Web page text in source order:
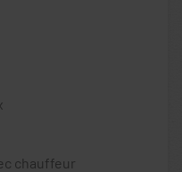
chauffeur